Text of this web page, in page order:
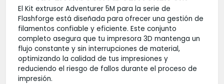
El Kit extrusor Adventurer 5M para la serie de
Flashforge está diseñada para ofrecer una gestión de
filamentos confiable y eficiente. Este conjunto
completo asegura que tu impresora 3D mantenga un
flujo constante y sin interrupciones de material,
optimizando la calidad de tus impresiones y
reduciendo el riesgo de fallos durante el proceso de
impresión.